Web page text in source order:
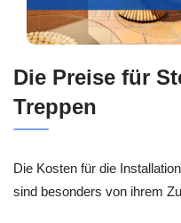
Die Preise für
Treppen
Die Kosten für die
sind besonders von ihrem